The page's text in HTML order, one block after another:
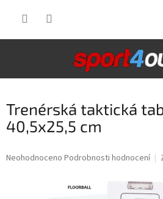
Trenérská taktická
40,5x25,5 cm
Průměrné
Neohodnoceno Podrobnosti hodnocení